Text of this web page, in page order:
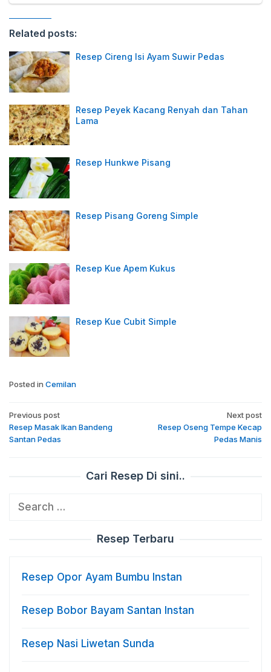
Related posts:
Resep Cireng Isi Ayam Suwir Pedas
Resep Peyek Kacang Renyah dan Tahan
Lama
Resep Hunkwe Pisang
Resep Pisang Goreng Simple
Resep Kue Apem Kukus
Resep Kue Cubit Simple
Posted in Cemilan
Post
navigation
Previous post
Resep Masak Ikan Bandeng
Santan Pedas
Next post
Resep Oseng Tempe Kecap
Pedas Manis
Cari Resep Di sini..
Search
Resep Terbaru
Resep Opor Ayam Bumbu Instan
Resep Bobor Bayam Santan Instan
Resep Nasi Liwetan Sunda